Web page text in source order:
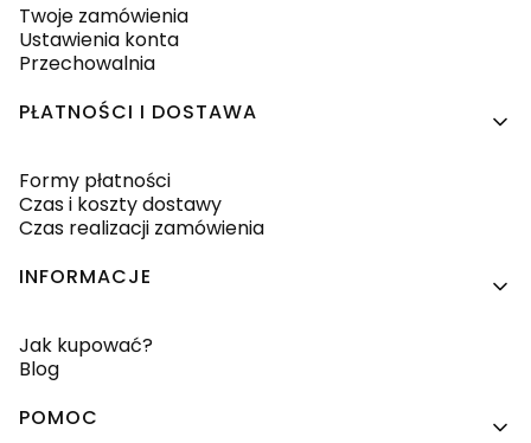
Twoje zamówienia
Ustawienia konta
Przechowalnia
PŁATNOŚCI I DOSTAWA
Formy płatności
Czas i koszty dostawy
Czas realizacji zamówienia
INFORMACJE
Jak kupować?
Blog
POMOC